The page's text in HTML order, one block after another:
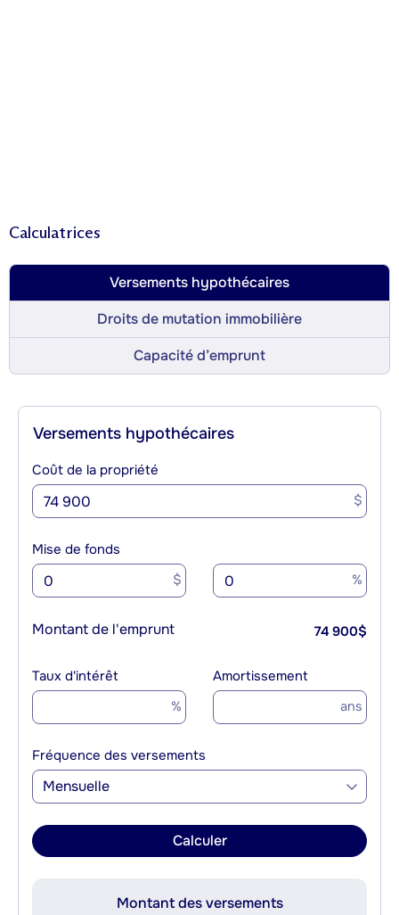
Calculatrices
Versements hypothécaires
Droits de mutation immobilière
Capacité d’emprunt
Versements hypothécaires
Coût de la propriété
$
Mise de fonds
$ %
Montant de l'emprunt 74 900$
Taux d'intérêt
%
Amortissement
ans
Fréquence des versements
Mensuelle
Calculer
Montant des versements